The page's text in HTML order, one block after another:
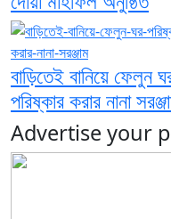
বাড়িতেই বানিয়ে ফেলুন
পরিষ্কার করার নানা
Advertise your